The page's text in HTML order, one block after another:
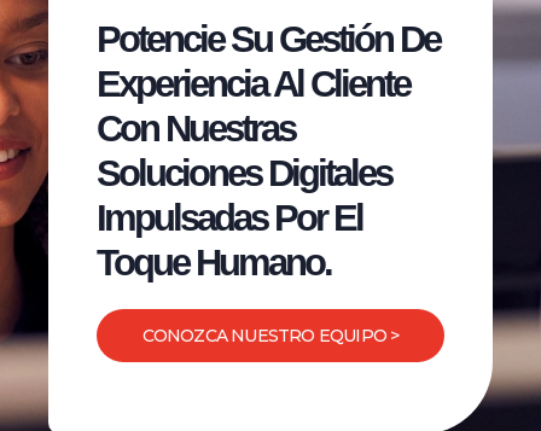
Potencie Su Gestión De
Experiencia Al Cliente
Con Nuestras
Soluciones Digitales
Impulsadas Por El
Toque Humano.
CONOZCA NUESTRO EQUIPO >